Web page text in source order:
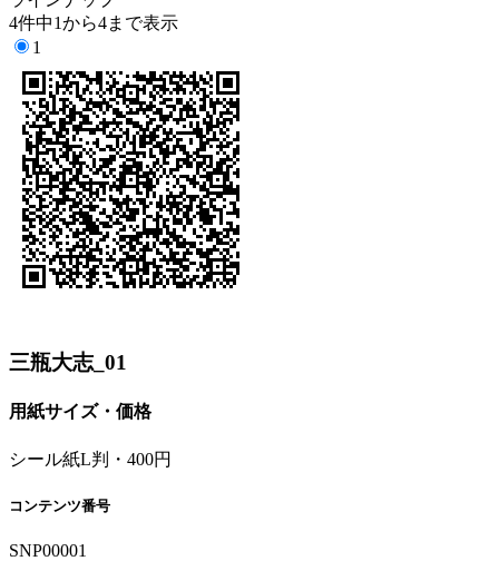
4件中1から4まで表示
1
三瓶大志_01
用紙サイズ・価格
シール紙L判・400円
コンテンツ番号
SNP00001